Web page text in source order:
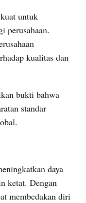
untuk
perusahaan.
kualitas dan
bukti bahwa
standar
daya
ketat. Dengan
membedakan diri